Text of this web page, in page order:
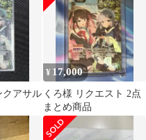
クアサル
¥ 17,000
くろ様 リクエスト 2点
まとめ商品